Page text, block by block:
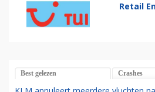
Retail
Best gelezen Crashes